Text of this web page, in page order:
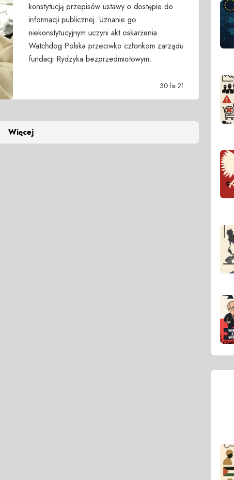
konstytucją przepisów ustawy o dostępie do
informacji publicznej. Uznanie go
niekonstytucyjnym uczyni akt oskarżenia
Watchdog Polska przeciwko członkom zarządu
fundacji Rydzyka bezprzedmiotowym.
30 lis 21
Więcej